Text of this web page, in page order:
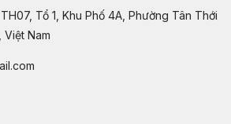
Tổ 1, Khu Phố 4A, Phường Tân Thới
Việt Nam